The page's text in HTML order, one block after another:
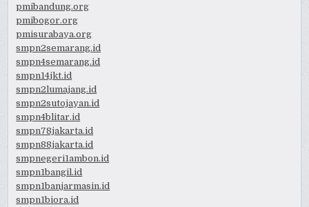
pmibandung.org
pmibogor.org
pmisurabaya.org
smpn2semarang.id
smpn4semarang.id
smpn14jkt.id
smpn2lumajang.id
smpn2sutojayan.id
smpn4blitar.id
smpn78jakarta.id
smpn88jakarta.id
smpnegeri1ambon.id
smpn1bangil.id
smpn1banjarmasin.id
smpn1biora.id